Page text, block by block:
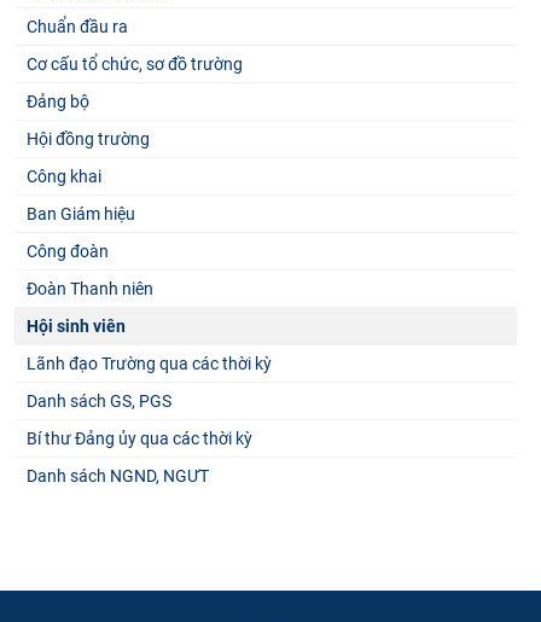
Chuẩn đầu ra
Cơ cấu tổ chức, sơ đồ trường
Đảng bộ
Hội đồng trường
Công khai
Ban Giám hiệu
Công đoàn
Đoàn Thanh niên
Hội sinh viên
Lãnh đạo Trường qua các thời kỳ
Danh sách GS, PGS
Bí thư Đảng ủy qua các thời kỳ
Danh sách NGND, NGƯT